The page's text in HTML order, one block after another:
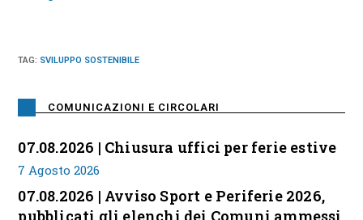
TAG: SVILUPPO SOSTENIBILE
COMUNICAZIONI E CIRCOLARI
07.08.2026 | Chiusura uffici per ferie estive
7 Agosto 2026
07.08.2026 | Avviso Sport e Periferie 2026,
pubblicati gli elenchi dei Comuni ammessi